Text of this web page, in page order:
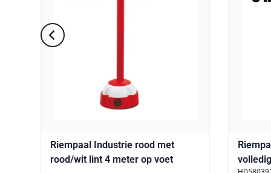
Riempaal Industrie rood met
rood/wit lint 4 meter op voet